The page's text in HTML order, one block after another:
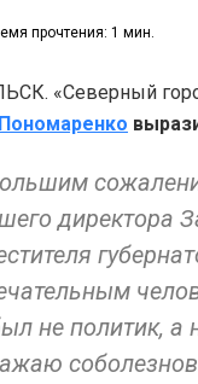
прочтения: 1 мин.
«Северный
директора
не политик, а